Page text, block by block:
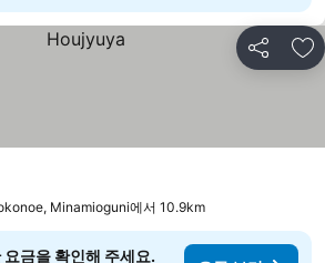
공유 즐
Minamioguni에서 10.9km
금을 확인해 주세요.